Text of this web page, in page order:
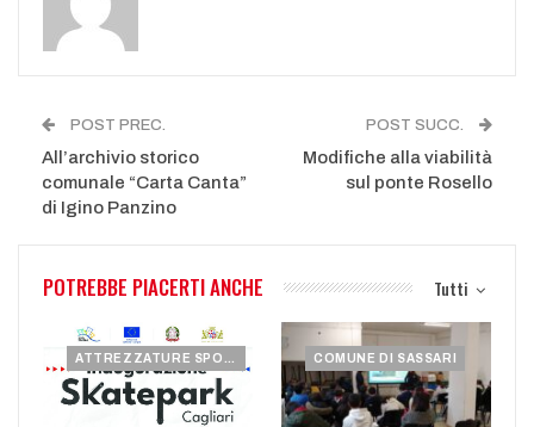
POST PREC.
All’archivio storico
comunale “Carta Canta”
di Igino Panzino
POST SUCC.
Modifiche alla viabilità
sul ponte Rosello
Tutti
POTREBBE PIACERTI ANCHE
COMUNE DI SASSARI